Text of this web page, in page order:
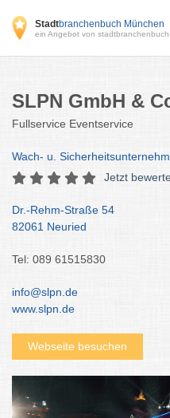
Stadtbranchenbuch München
ein Angebot von
SLPN GmbH &
Fullservice Eventservice
Wach- u.
Jetzt
Dr.-Rehm-Straße 54
82061 Neuried
Tel: 089 61515830
info@slpn.de
www.slpn.de
Webseite besuchen